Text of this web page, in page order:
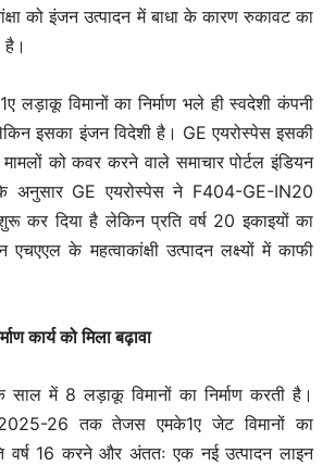
को इंजन उत्पादन में बाधा के कारण रुकावट का
है।
लड़ाकू विमानों का निर्माण भले ही स्वदेशी कंपनी
इसका इंजन विदेशी है। GE एयरोस्पेस इसकी
मामलों को कवर करने वाले समाचार पोर्टल इंडियन
अनुसार GE एयरोस्पेस ने F404-GE-IN20
कर दिया है लेकिन प्रति वर्ष 20 इकाइयों का
एचएएल के महत्वाकांक्षी उत्पादन लक्ष्यों में काफी
कार्य को मिला बढ़ावा
में 8 लड़ाकू विमानों का निर्माण करती है।
26 तक तेजस एमके1ए जेट विमानों का
वर्ष 16 करने और अंततः एक नई उत्पादन लाइन